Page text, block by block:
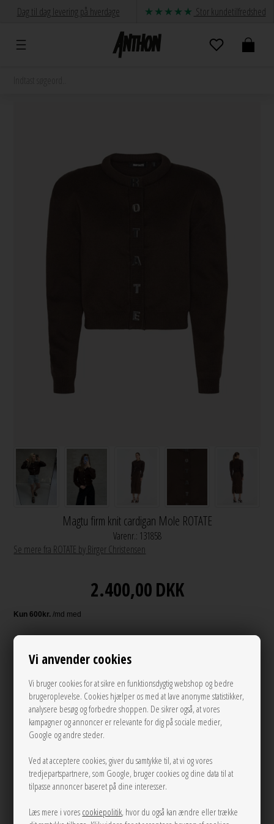
Vi anvender cookies
Vi bruger cookies for at sikre en funktionsdygtig webshop og bedre
brugeroplevelse. Cookies hjælper os med at lave anonyme statistikker,
analysere besøg og forbedre shoppen. De sikrer også, at vores
kampagner og annoncer er relevante for dig på sociale medier,
Google og andre steder.
Ved at acceptere cookies, giver du samtykke til, at vi og vores
tredjepartspartnere, som Google, bruger cookies og dine data til at
tilpasse annoncer baseret på dine interesser.
Læs mere i vores cookiepolitik, hvor du også kan ændre eller trække
Dag til dag levering på hverdage Stor kundetilfredshed
Magtu firm knit cardigan Mole ROTATE
Varenr.: 131858
Se mere fra ROTATE by Birger Christensen
2.400,00DKK
M L